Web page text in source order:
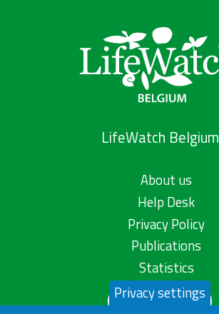
LifeWatch Belgium
About us
Help Desk
Privacy Policy
Publications
Statistics
Contact us
Privacy settings